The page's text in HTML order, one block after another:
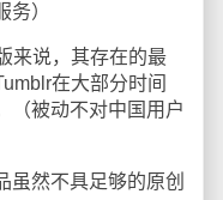
）
说，其存在的最
在大部分时间
（被动不对中国用户
然不具足够的原创